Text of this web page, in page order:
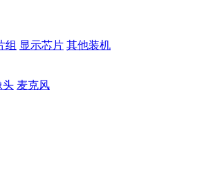
组 显示芯片 其他装机
头 麦克风